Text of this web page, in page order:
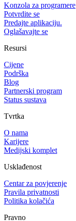
Konzola za programere
Potvrdite se
Predajte aplikaciju.
Oglašavajte se
Resursi
Cijene
Podrška
Blog
Partnerski program
Status sustava
Tvrtka
O nama
Karijere
Medijski komplet
Usklađenost
Centar za povjerenje
Pravila privatnosti
Politika kolačića
Pravno